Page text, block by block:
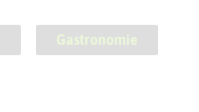
Gastronomie